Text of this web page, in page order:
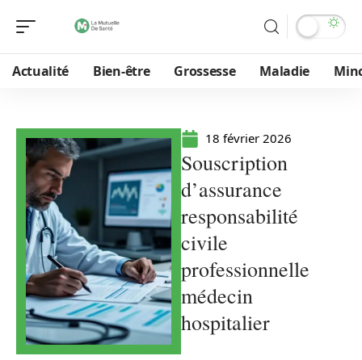
Actualité Bien-être Grossesse Maladie
18 février 2026
Souscription
d’assurance
responsabilité
civile
professionnelle
médecin
hospitalier